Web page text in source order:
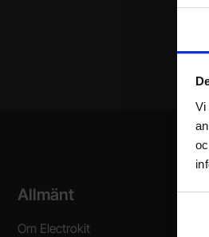
Vi
Sidfot Blandad info och
Allmänt
Om Electrokit